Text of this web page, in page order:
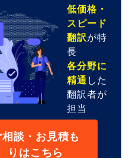
低価格・
スピード
翻訳が特
長
各分野に
精通 した
翻訳者が
担当
相談・お見積も
りはこちら